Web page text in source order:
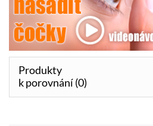
Produkty
k porovnání (0)